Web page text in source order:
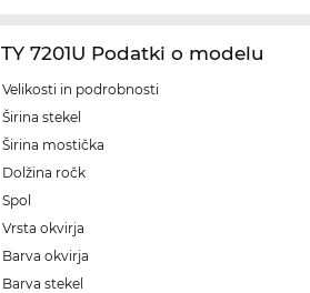
TY 7201U Podatki o modelu
Velikosti in podrobnosti
Širina stekel
Širina mostička
Dolžina ročk
Spol
Vrsta okvirja
Barva okvirja
Barva stekel